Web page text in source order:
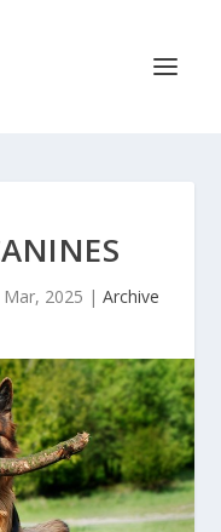
Mar, 2025 | Archive